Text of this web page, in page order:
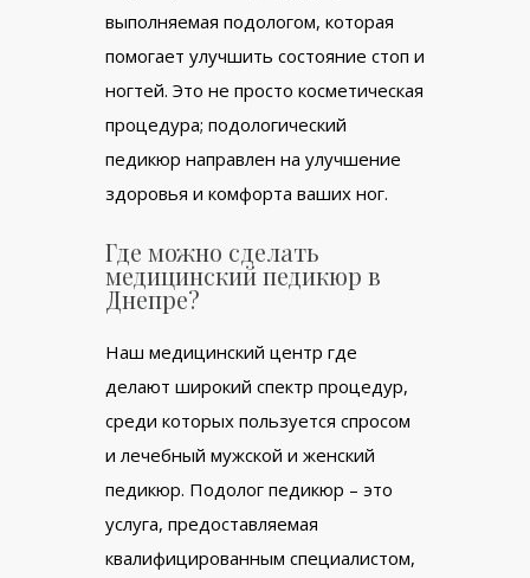
выполняемая подологом, которая
помогает улучшить состояние стоп и
ногтей. Это не просто косметическая
процедура; подологический
педикюр направлен на улучшение
здоровья и комфорта ваших ног.
Где можно сделать
медицинский педикюр в
Днепре?
Наш медицинский центр где
делают широкий спектр процедур,
среди которых пользуется спросом
и лечебный мужской и женский
педикюр. Подолог педикюр – это
услуга, предоставляемая
квалифицированным специалистом,